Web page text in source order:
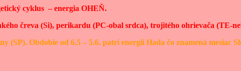
cyklus – energia OHEŇ.
čreva (Si), perikardu (PC-obal srdca), trojitého ohrievača (TE-
(SP). Obdobie od 6.5 – 5.6. patrí energii Hada čo znamená mesiac